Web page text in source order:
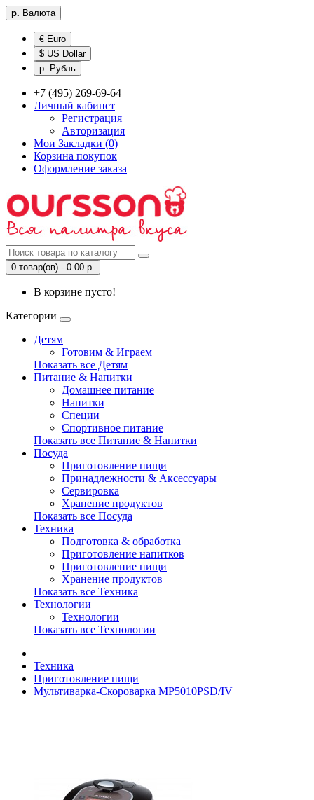
р. Валюта
€ Euro
$ US Dollar
р. Рубль
+7 (495) 269-69-64
Личный кабинет
Регистрация
Авторизация
Мои Закладки (0)
Корзина покупок
Оформление заказа
0 товар(ов) - 0.00 р.
В корзине пусто!
Категории
Детям
Готовим & Играем
Показать все Детям
Питание & Напитки
Домашнее питание
Напитки
Специи
Спортивное питание
Показать все Питание & Напитки
Посуда
Приготовление пищи
Принадлежности & Аксессуары
Сервировка
Хранение продуктов
Показать все Посуда
Техника
Подготовка & обработка
Приготовление напитков
Приготовление пищи
Хранение продуктов
Показать все Техника
Технологии
Технологии
Показать все Технологии
Техника
Приготовление пищи
Мультиварка-Скороварка MP5010PSD/IV